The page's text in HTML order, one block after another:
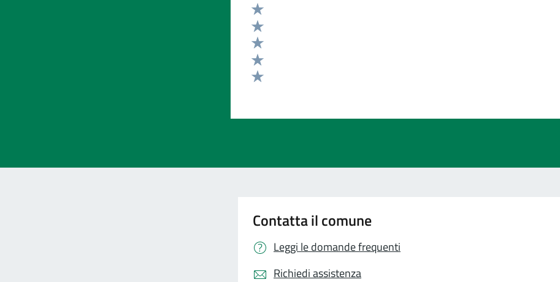
Valuta 5 stelle su 5
Valuta 4 stelle su 5
Valuta 3 stelle su 5
Valuta 2 stelle su 5
Contatta il comune
Leggi le domande frequenti
Richiedi assistenza